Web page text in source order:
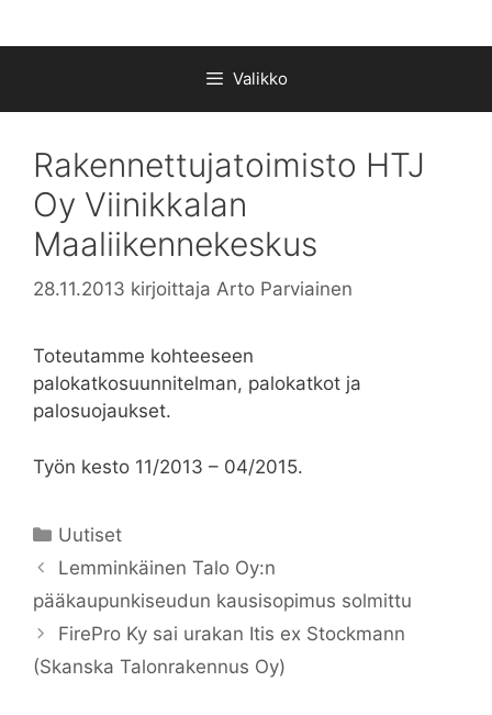
Valikko
Rakennettujatoimisto HTJ
Oy Viinikkalan
Maaliikennekeskus
28.11.2013 kirjoittaja Arto Parviainen
Toteutamme kohteeseen
palokatkosuunnitelman, palokatkot ja
palosuojaukset.
Työn kesto 11/2013 – 04/2015.
Kategoriat
Uutiset
Lemminkäinen Talo Oy:n
pääkaupunkiseudun kausisopimus solmittu
FirePro Ky sai urakan Itis ex Stockmann
(Skanska Talonrakennus Oy)